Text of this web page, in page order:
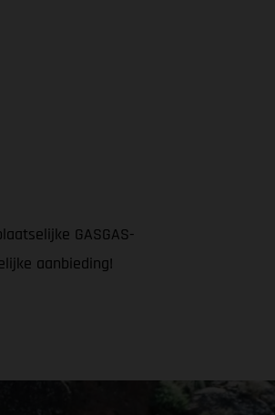
GASGAS-
aanbieding!